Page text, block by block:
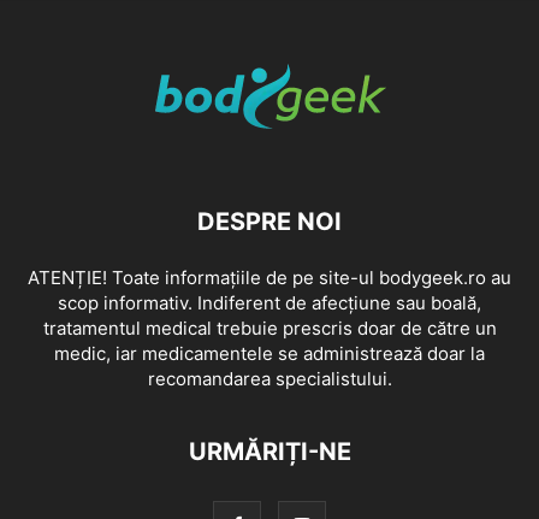
DESPRE NOI
ATENȚIE! Toate informațiile de pe site-ul bodygeek.ro au
scop informativ. Indiferent de afecțiune sau boală,
tratamentul medical trebuie prescris doar de către un
medic, iar medicamentele se administrează doar la
recomandarea specialistului.
URMĂRIȚI-NE